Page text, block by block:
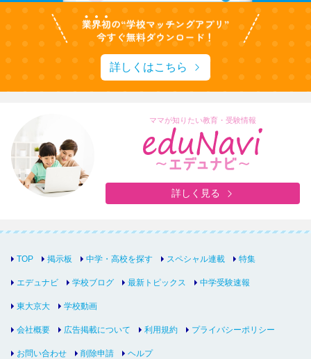
詳しくはこちら
ママが知りたい教育・受験情報
詳しく見る
TOP 掲示板 中学・高校を探す スペシャル連載 特集
エデュナビ 学校ブログ 最新トピックス 中学受験速報
東大京大 学校動画
会社概要 広告掲載について 利用規約 プライバシーポリシー
お問い合わせ 削除申請 ヘルプ